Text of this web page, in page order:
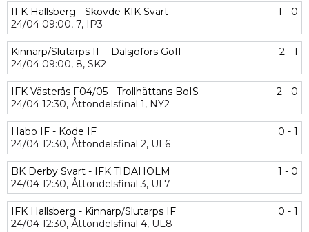
IFK Hallsberg - Skövde KIK Svart
1 - 0
24/04 09:00, 7, IP3
Kinnarp/Slutarps IF - Dalsjöfors GoIF
2 - 1
24/04 09:00, 8, SK2
IFK Västerås F04/05 - Trollhättans BoIS
2 - 0
24/04 12:30, Åttondelsfinal 1, NY2
Habo IF - Kode IF
0 - 1
24/04 12:30, Åttondelsfinal 2, UL6
BK Derby Svart - IFK TIDAHOLM
1 - 0
24/04 12:30, Åttondelsfinal 3, UL7
IFK Hallsberg - Kinnarp/Slutarps IF
0 - 1
24/04 12:30, Åttondelsfinal 4, UL8